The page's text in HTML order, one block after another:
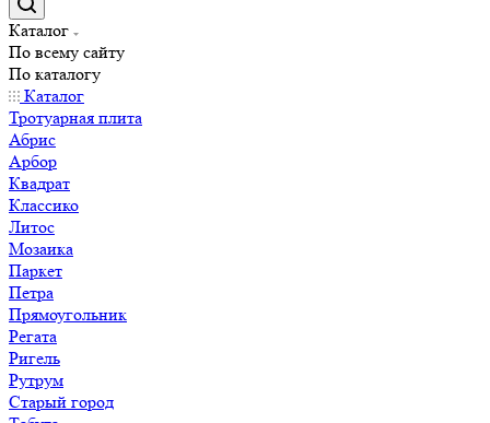
Каталог
По всему сайту
По каталогу
Каталог
Тротуарная плита
Абрис
Арбор
Квадрат
Классико
Литос
Мозаика
Паркет
Петра
Прямоугольник
Регата
Ригель
Рутрум
Старый город